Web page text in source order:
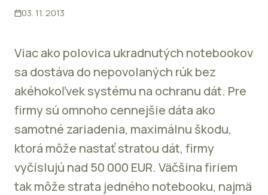
03. 11. 2013
Viac ako polovica ukradnutých notebookov
sa dostáva do nepovolaných rúk bez
akéhokoľvek systému na ochranu dát. Pre
firmy sú omnoho cennejšie dáta ako
samotné zariadenia, maximálnu škodu,
ktorá môže nastať stratou dát, firmy
vyčíslujú nad 50 000 EUR. Väčšina firiem
tak môže strata jedného notebooku, najmä